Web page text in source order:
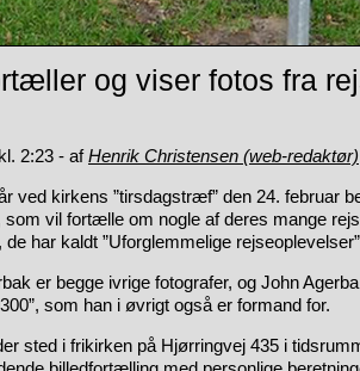
og viser fotos fra
2:23 - afHenrik Christensen (web-redaktør)
ved kirkens ”tirsdagstræf” den 24. februar
vil fortælle om nogle af deres mange
har kaldt ”Uforglemmelige
er begge ivrige fotografer, og John
som han i øvrigt også er formand for.
sted i frikirken på Hjørringvej 435 i